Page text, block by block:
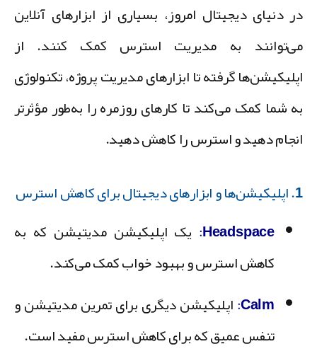
دنیای دیجیتال امروز، بسیاری از ابزارهای آنلاین
به مدیریت استرس کمک کنند. از
گرفته تاابزارهای مدیریت پروژه، تکنولوژی
شما کمک می‌کند تا کارهای روزمره را به‌طور مؤثرتر
دهید و استرس را کاهش دهید.
Headspace
:یک اپلیکیشن مدیتیشن که به
کاهش استرس و بهبود خواب کمک می‌کند.
Calm
:اپلیکیشن دیگری برای تمرین مدیتیشن و
تنفس عمیق که برای کاهش استرس مفید است.